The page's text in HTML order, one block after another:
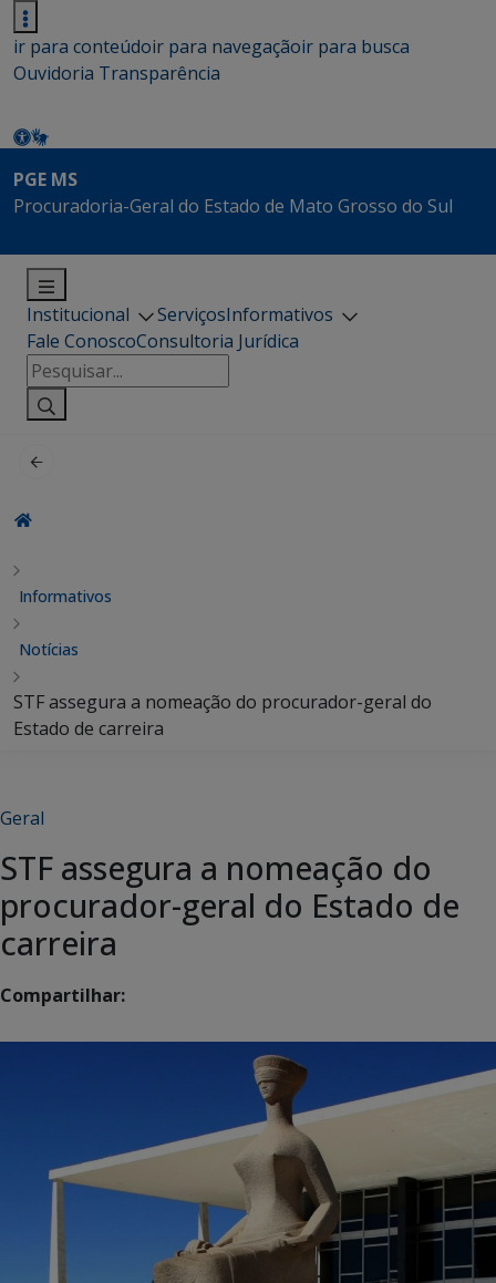
ir para conteúdoir para navegaçãoir para busca
Ouvidoria Transparência
PGE MS
Procuradoria-Geral do Estado de Mato Grosso do Sul
Institucional ServiçosInformativos
Fale ConoscoConsultoria Jurídica
Pesquisar
por:
Informativos
Notícias
STF assegura a nomeação do procurador-geral do
Estado de carreira
Geral
STF assegura a nomeação do
procurador-geral do Estado de
carreira
Compartilhar: